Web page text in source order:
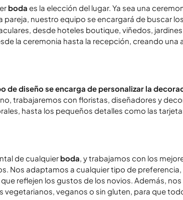
boda es la elección del lugar. Ya sea una
nuestro equipo se encargará de buscar
desde hoteles boutique, viñedos,
la ceremonia hasta la recepción, creando
de diseño se encarga de personalizar la
trabajaremos con floristas, diseñadores y
hasta los pequeños detalles como las
de cualquier boda , y trabajamos con los
Nos adaptamos a cualquier tipo de
reflejen los gustos de los novios. Además,
veganos o sin gluten, para que